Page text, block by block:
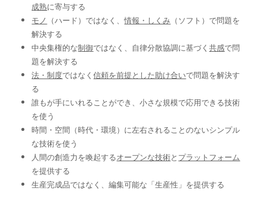
成熟に寄与する
モノ （ハード）ではなく、情報・しくみ （ソフト）で問題を
解決する
中央集権的な制御ではなく、自律分散協調に基づく共感で問
題を解決する
法・制度ではなく信頼を前提とした助け合いで問題を解決す
る
誰もが手にいれることができ、小さな規模で応用できる技術
を使う
時間・空間（時代・環境）に左右されることのないシンプル
な技術を使う
人間の創造力を喚起するオープンな技術と プラットフォーム
を提供する
生産完成品ではなく、編集可能な「生産性」を提供する